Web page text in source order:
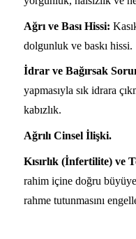
Ağrı ve Bası Hissi:
dolgunluk ve baskı hissi.
İdrar ve Bağırsak
yapmasıyla sık idrara
kabızlık.
Ağrılı Cinsel İlişki.
Kısırlık (İnfertilite) ve
rahim içine doğru
rahme tutunmasını